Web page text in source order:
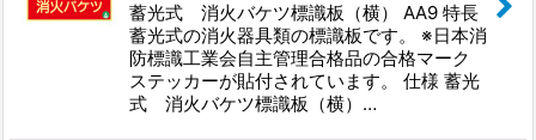
蓄光式 消火バケツ標識板（横） AA9 特長
蓄光式の消火器具類の標識板です。 ※日本消
防標識工業会自主管理合格品の合格マーク
ステッカーが貼付されています。 仕様 蓄光
式 消火バケツ標識板（横）…